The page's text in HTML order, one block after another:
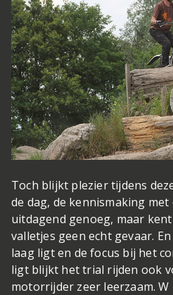
Toch blijkt plezier tijdens
de dag, de kennismaking
uitdagend genoeg, maar
valletjes geen echt gevaar.
laag ligt en de focus bij het
ligt blijkt het trial rijden ook
motorrijder zeer leerzaam. W